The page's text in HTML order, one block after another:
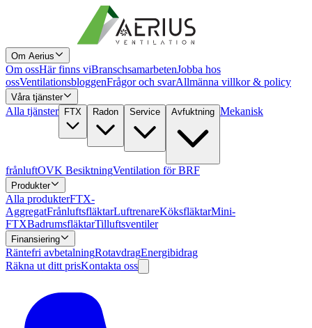
Om Aerius
Om ossHär finns viBranschsamarbetenJobba hos
ossVentilationsbloggenFrågor och svarAllmänna villkor & policy
Våra tjänster
Alla tjänster FTX Radon Service Avfuktning Mekanisk
frånluftOVK BesiktningVentilation för BRF
Produkter
Alla produkterFTX-
AggregatFrånluftsfläktarLuftrenareKöksfläktarMini-
FTXBadrumsfläktarTilluftsventiler
Finansiering
Räntefri avbetalningRotavdragEnergibidrag
Räkna ut ditt prisKontakta oss